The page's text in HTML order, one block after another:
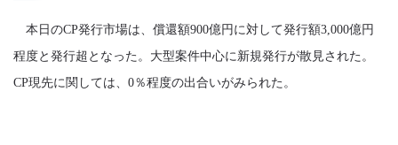
本日のCP発行市場は、償還額900億円に対して発行額3,000億円
程度と発行超となった。大型案件中心に新規発行が散見された。
CP現先に関しては、0％程度の出合いがみられた。